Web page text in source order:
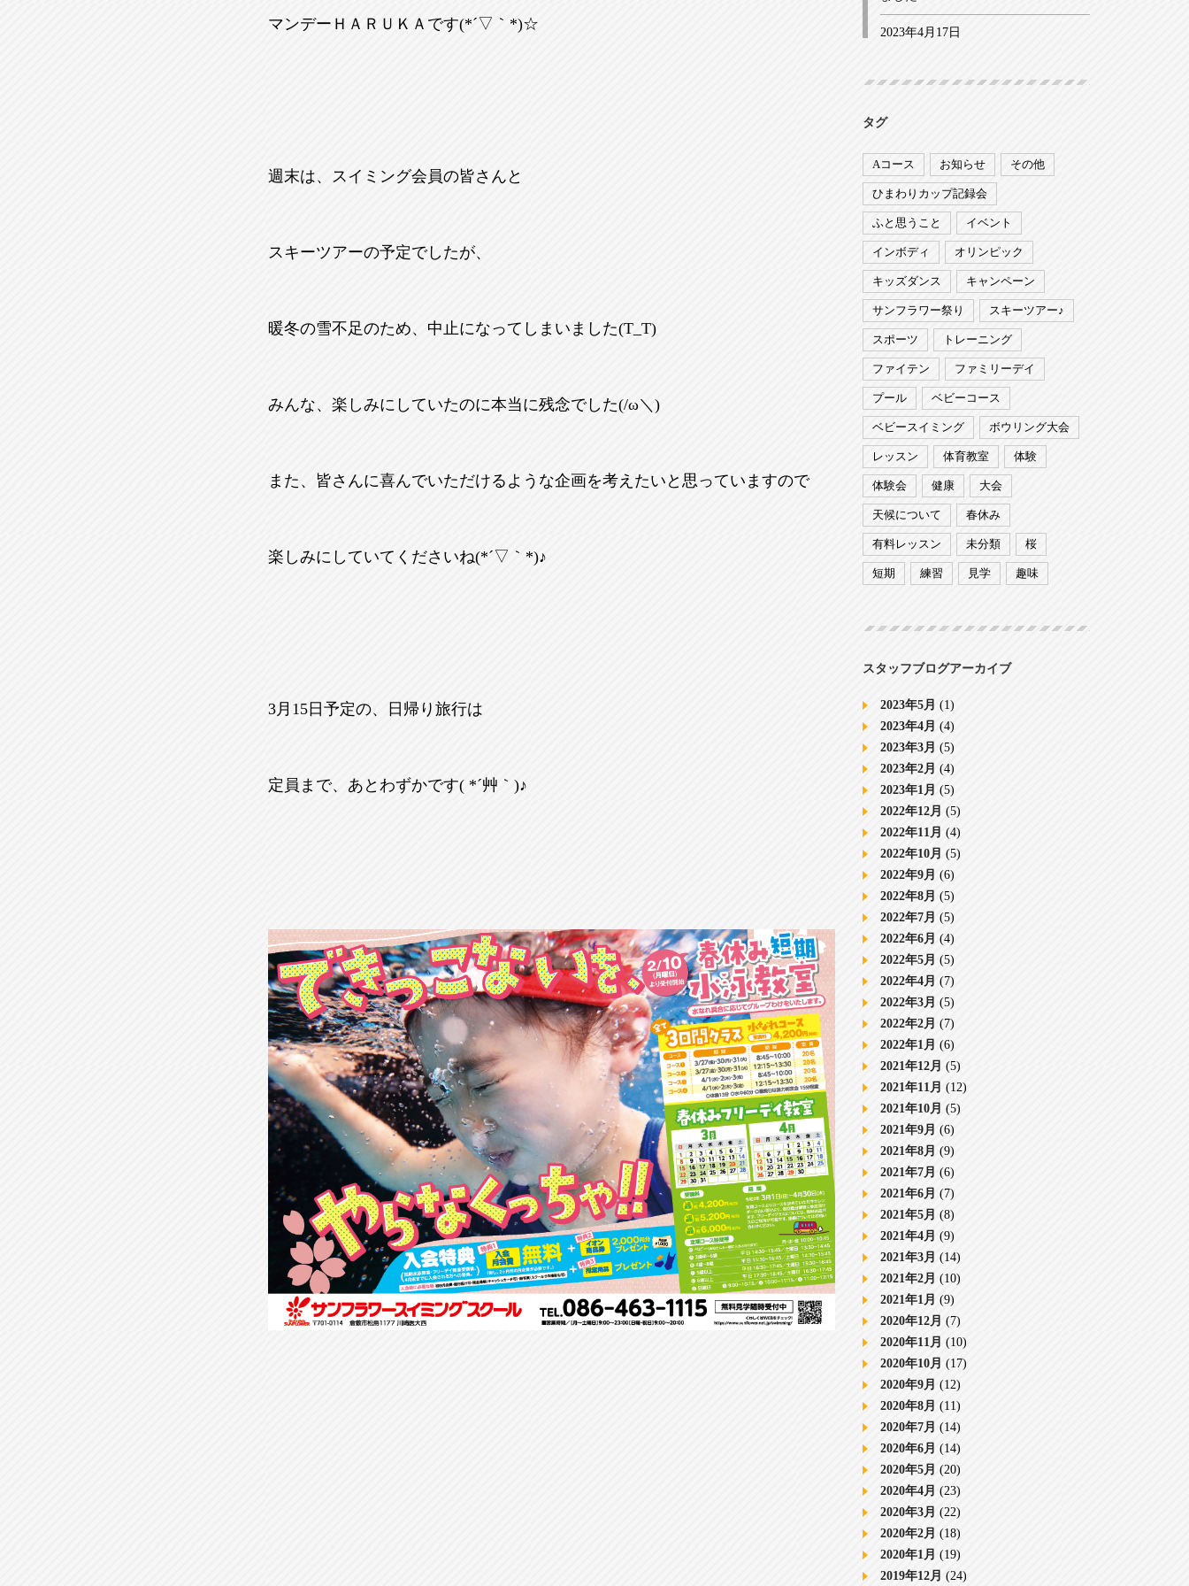
マンデーＨＡＲＵＫＡです(*´▽｀*)☆
週末は、スイミング会員の皆さんと
スキーツアーの予定でしたが、
暖冬の雪不足のため、中止になってしまいました(T_T)
みんな、楽しみにしていたのに本当に残念でした(/ω＼)
また、皆さんに喜んでいただけるような企画を考えたいと思っていますので
楽しみにしていてくださいね(*´▽｀*)♪
3月15日予定の、日帰り旅行は
定員まで、あとわずかです( *´艸｀)♪
2023年4月17日
タグ
Aコース お知らせ その他
ひまわりカップ記録会
ふと思うこと イベント
インボディ オリンピック
キッズダンス キャンペーン
サンフラワー祭り スキーツアー♪
スポーツ トレーニング
ファイテン ファミリーデイ
プール ベビーコース
ベビースイミング ボウリング大会
レッスン 体育教室 体験
体験会 健康 大会
天候について 春休み
有料レッスン 未分類 桜
短期 練習 見学 趣味
スタッフブログアーカイブ
2023年5月 (1)
2023年4月 (4)
2023年3月 (5)
2023年2月 (4)
2023年1月 (5)
2022年12月 (5)
2022年11月 (4)
2022年10月 (5)
2022年9月 (6)
2022年8月 (5)
2022年7月 (5)
2022年6月 (4)
2022年5月 (5)
2022年4月 (7)
2022年3月 (5)
2022年2月 (7)
2022年1月 (6)
2021年12月 (5)
2021年11月 (12)
2021年10月 (5)
2021年9月 (6)
2021年8月 (9)
2021年7月 (6)
2021年6月 (7)
2021年5月 (8)
2021年4月 (9)
2021年3月 (14)
2021年2月 (10)
2021年1月 (9)
2020年12月 (7)
2020年11月 (10)
2020年10月 (17)
2020年9月 (12)
2020年8月 (11)
2020年7月 (14)
2020年6月 (14)
2020年5月 (20)
2020年4月 (23)
2020年3月 (22)
2020年2月 (18)
2020年1月 (19)
2019年12月 (24)